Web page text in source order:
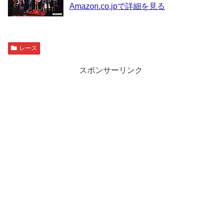
Amazon.co.jpで詳細を見る
レース
スポンサーリンク